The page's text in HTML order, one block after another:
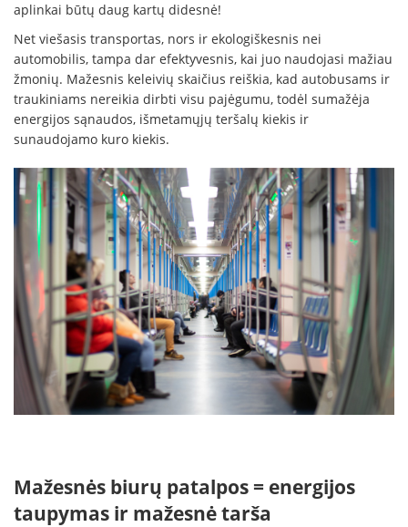
aplinkai būtų daug kartų didesnė!
Net viešasis transportas, nors ir ekologiškesnis nei
automobilis, tampa dar efektyvesnis, kai juo naudojasi mažiau
žmonių. Mažesnis keleivių skaičius reiškia, kad autobusams ir
traukiniams nereikia dirbti visu pajėgumu, todėl sumažėja
energijos sąnaudos, išmetamųjų teršalų kiekis ir
sunaudojamo kuro kiekis.
Mažesnės biurų patalpos = energijos
taupymas ir mažesnė tarša